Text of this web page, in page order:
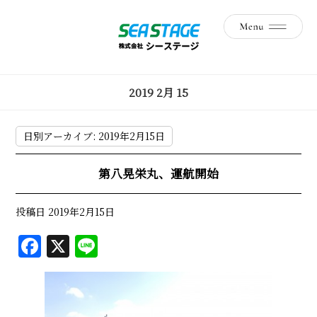
2019 2月 15
日別アーカイブ: 2019年2月15日
第八晃栄丸、運航開始
投稿日 2019年2月15日
F
a
X
n